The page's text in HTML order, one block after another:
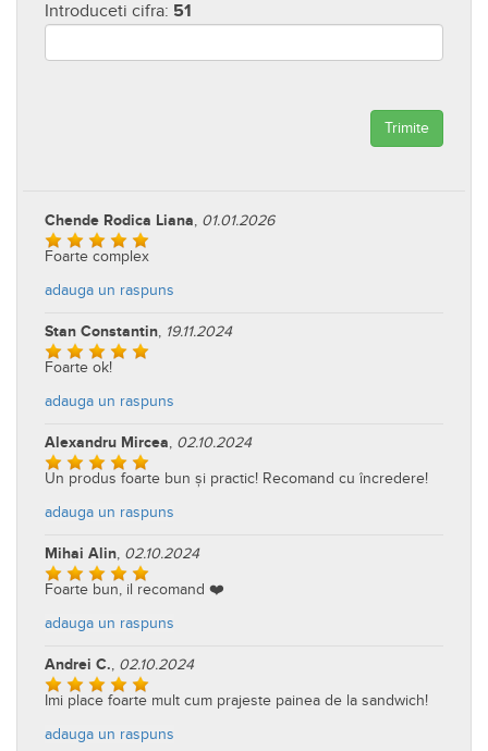
Introduceti cifra: 51
Trimite
Chende Rodica Liana, 01.01.2026
Foarte complex
adauga un raspuns
Stan Constantin, 19.11.2024
Foarte ok!
adauga un raspuns
Alexandru Mircea, 02.10.2024
Un produs foarte bun și practic! Recomand cu încredere!
adauga un raspuns
Mihai Alin, 02.10.2024
Foarte bun, il recomand ❤️
adauga un raspuns
Andrei C., 02.10.2024
Imi place foarte mult cum prajeste painea de la sandwich!
adauga un raspuns